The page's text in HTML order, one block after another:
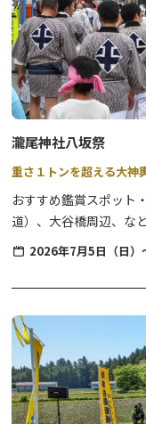
ます。
子宝祈願として卵（生
ら（産まれたら）お礼
習が伝わる祭事です。
※卵のお返し（お礼参
祭時に受け付けていま
瀧尾神社八坂祭
重さ１トンを超える大神
おすすめ鑑賞スポット
道）、大谷橋周辺、な
※町内神輿（青年神輿
例年7月上旬から中旬
れます。（変更される
期間中は、仮安置した
事は「大神輿渡御」で
木造でできた神輿が町
2026年7月5日（日）